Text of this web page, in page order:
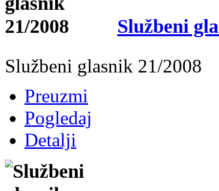
Službeni
Službeni glasnik 21/2008
Preuzmi
Pogledaj
Detalji